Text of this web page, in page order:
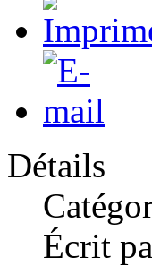
Détails
Écrit